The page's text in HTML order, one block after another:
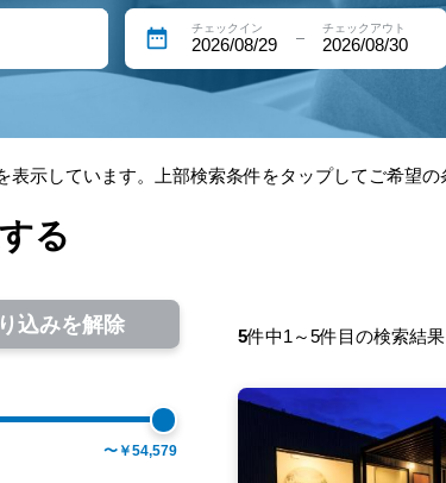
チェックイン
2026/08/29
チェックアウト
2026/08/30
表示しています。上部検索条件をタップしてご希望の
る
込みを解除
〜￥54,579
5件中1～5件目の検索結